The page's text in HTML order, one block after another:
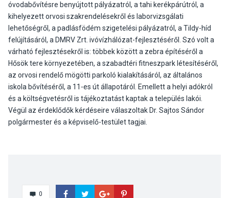
óvodabővítésre benyújtott pályázatról, a tahi kerékpárútról, a
kihelyezett orvosi szakrendelésekről és laborvizsgálati
lehetőségről, a padlásfödém szigetelési pályázatról, a Tildy-híd
felújításáról, a DMRV Zrt. ivóvízhálózat-fejlesztéséről. Szó volt a
várható fejlesztésekről is: többek között a zebra építéséről a
Hősök tere környezetében, a szabadtéri fitneszpark létesítéséről,
az orvosi rendelő mögötti parkoló kialakításáról, az általános
iskola bővítéséről, a 11-es út állapotáról. Emellett a helyi adókról
és a költségvetésről is tájékoztatást kaptak a település lakói.
Végül az érdeklődők kérdéseire válaszoltak Dr. Sajtos Sándor
polgármester és a képviselő-testület tagjai.
0